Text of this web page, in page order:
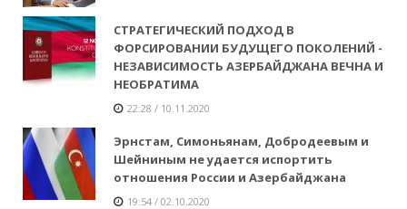
СТРАТЕГИЧЕСКИЙ ПОДХОД В
ФОРСИРОВАНИИ БУДУЩЕГО ПОКОЛЕНИЙ -
НЕЗАВИСИМОСТЬ АЗЕРБАЙДЖАНА ВЕЧНА И
НЕОБРАТИМА
22:28 / 10.11.2020
Эрнстам, Симоньянам, Добродеевым и
Шейниным не удается испортить
отношения России и Азербайджана
19:54 / 02.10.2020